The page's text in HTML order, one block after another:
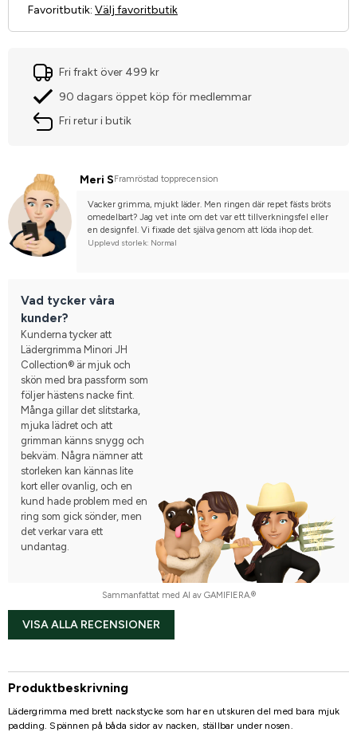
Favoritbutik: Välj favoritbutik
Fri frakt över 499 kr
90 dagars öppet köp för medlemmar
Fri retur i butik
Meri S Framröstad topprecension
Vacker grimma, mjukt läder. Men ringen där repet fästs bröts
omedelbart? Jag vet inte om det var ett tillverkningsfel eller
en designfel. Vi fixade det själva genom att löda ihop det.
Upplevd storlek: Normal
Vad tycker våra
kunder?
Kunderna tycker att
Lädergrimma Minori JH
Collection® är mjuk och
skön med bra passform som
följer hästens nacke fint.
Många gillar det slitstarka,
mjuka lädret och att
grimman känns snygg och
bekväm. Några nämner att
storleken kan kännas lite
kort eller ovanlig, och en
kund hade problem med en
ring som gick sönder, men
det verkar vara ett
undantag.
Sammanfattat med AI av GAMIFIERA.®
VISA ALLA RECENSIONER
Produktbeskrivning
Lädergrimma med brett nackstycke som har en utskuren del med bara mjuk
padding. Spännen på båda sidor av nacken, ställbar under nosen.